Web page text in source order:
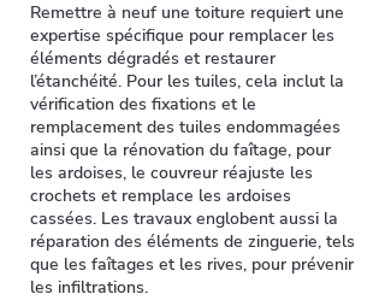
Remettre à neuf une toiture requiert une
expertise spécifique pour remplacer les
éléments dégradés et restaurer
l’étanchéité. Pour les tuiles, cela inclut la
vérification des fixations et le
remplacement des tuiles endommagées
ainsi que la rénovation du faîtage, pour
les ardoises, le couvreur réajuste les
crochets et remplace les ardoises
cassées. Les travaux englobent aussi la
réparation des éléments de zinguerie, tels
que les faîtages et les rives, pour prévenir
les infiltrations.